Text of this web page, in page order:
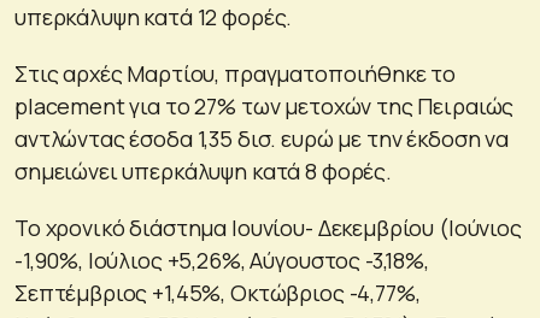
υπερκάλυψη κατά 12 φορές.
Στις αρχές Μαρτίου, πραγματοποιήθηκε το
placement για το 27% των μετοχών της Πειραιώς
αντλώντας έσοδα 1,35 δισ. ευρώ με την έκδοση να
σημειώνει υπερκάλυψη κατά 8 φορές.
Το χρονικό διάστημα Ιουνίου- Δεκεμβρίου (Ιούνιος
-1,90%, Ιούλιος +5,26%, Αύγουστος -3,18%,
Σεπτέμβριος +1,45%, Οκτώβριος -4,77%,